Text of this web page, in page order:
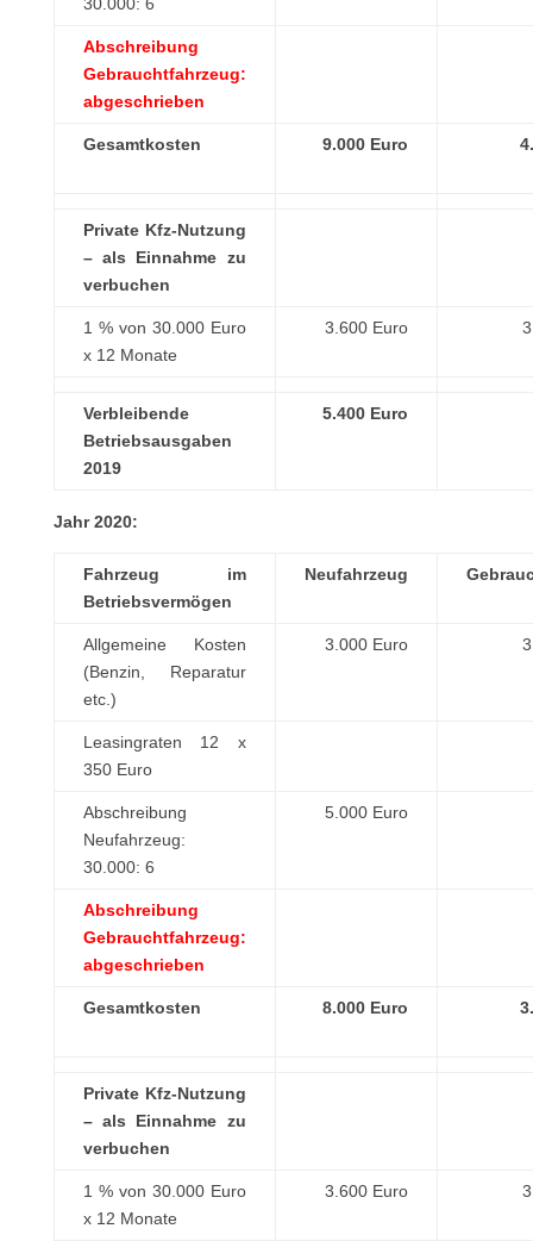
Abschreibung
Gebrauchtfahrzeug:
abgeschrieben
Gesamtkosten 9.000 Euro
Private Kfz-Nutzung
– als Einnahme zu
verbuchen
1 % von 30.000 Euro
x 12 Monate
3.600 Euro
Verbleibende
Betriebsausgaben
2019
5.400 Euro
Jahr 2020:
Fahrzeug im
Betriebsvermögen
Neufahrzeug
Allgemeine Kosten
(Benzin, Reparatur
etc.)
3.000 Euro
Leasingraten 12 x
350 Euro
Abschreibung
Neufahrzeug:
30.000: 6
5.000 Euro
Abschreibung
Gebrauchtfahrzeug:
abgeschrieben
Gesamtkosten 8.000 Euro
Private Kfz-Nutzung
– als Einnahme zu
verbuchen
1 % von 30.000 Euro
x 12 Monate
3.600 Euro